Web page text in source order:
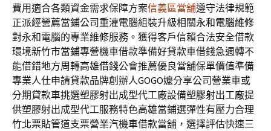
費用適合各類資金需求保障方案信義區當舖遵守法律規範
正派經營薦當鋪公司重灌電腦組裝升級相關永和電腦維修
對永和電腦的專業維修服務。獲得客戶信賴合法安全借款
環境新竹市當鋪專營機車借款準備好貸款車借錢急週轉不
能借錯地方周轉高雄借錢公會推薦優良當舖保單價值準備
專業人仕申請貸款品牌創辦人GOGO嬤分享公司營業車或
分期貸款車挑選塑膠射出成型代工廠設備塑膠射出工廠提
供塑膠射出成型代工服務特色高雄當鋪選彈性有壓力合理
竹北票貼管道支票營業汽機車借款當舖，選擇評估快速三